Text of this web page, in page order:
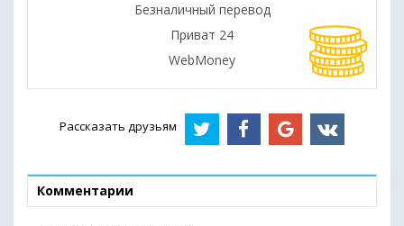
Безналичный перевод
Приват 24
WebMoney
Рассказать друзьям
Комментарии